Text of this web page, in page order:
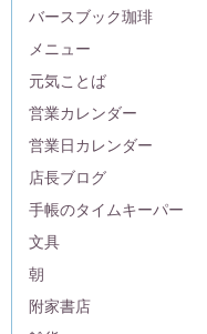
バースブック珈琲
メニュー
元気ことば
営業カレンダー
営業日カレンダー
店長ブログ
手帳のタイムキーパー
文具
朝
附家書店